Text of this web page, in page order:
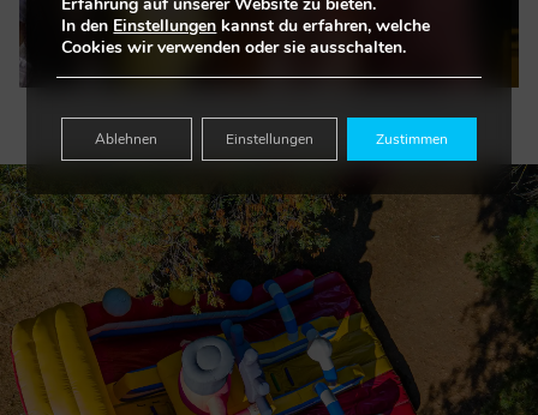
In den Einstellungen kannst du erfahren, welche
Cookies wir verwenden oder sie ausschalten.
Zustimmen
Ablehnen Einstellungen